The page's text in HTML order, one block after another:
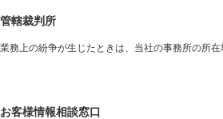
管轄裁判所
業務上の紛争が生じたときは、当社の事務所の所
お客様情報相談窓口